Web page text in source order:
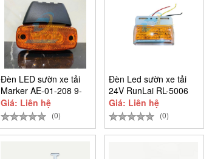
Đèn LED sườn xe tải
Marker AE-01-208 9-
36V
Giá: Liên hệ
(0)
Đèn Led sườn xe tải
24V RunLai RL-5006
Giá: Liên hệ
(0)